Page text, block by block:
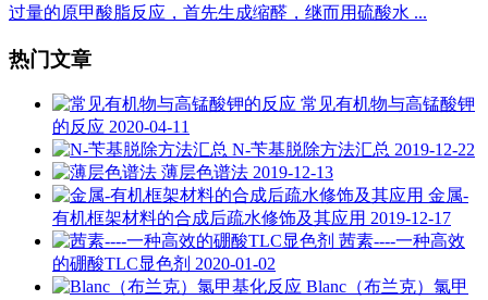
过量的原甲酸脂反应，首先生成缩醛，继而用硫酸水 ...
热门文章
常见有机物与高锰酸钾
的反应 2020-04-11
N-苄基脱除方法汇总 2019-12-22
薄层色谱法 2019-12-13
金属-
有机框架材料的合成后疏水修饰及其应用 2019-12-17
茜素----一种高效
的硼酸TLC显色剂 2020-01-02
Blanc（布兰克）氯甲